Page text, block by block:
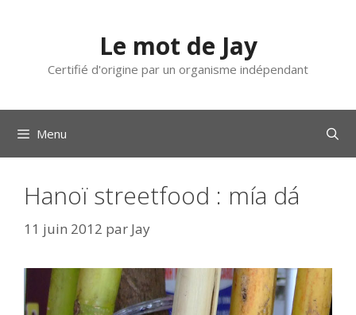
Le mot de Jay
Certifié d'origine par un organisme indépendant
Menu
Hanoï streetfood : mía dá
11 juin 2012 par Jay